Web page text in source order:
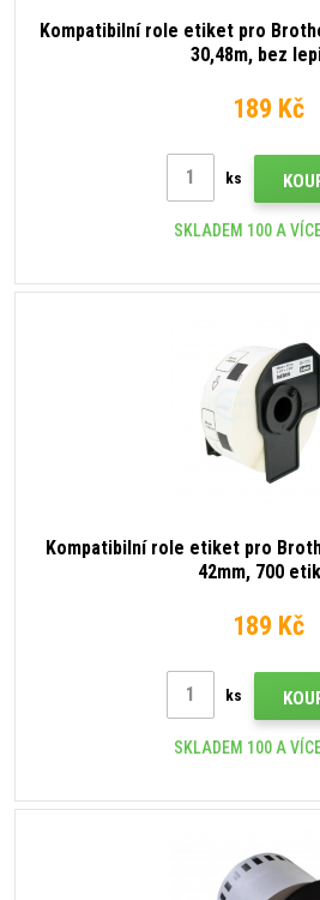
Kompatibilní role etiket pro
30,48m, bez
189 Kč
ks
SKLADEM 100 A
Kompatibilní role etiket pro
42mm, 700
189 Kč
ks
SKLADEM 100 A